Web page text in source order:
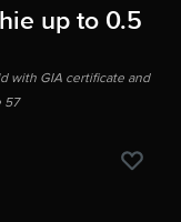
up to 0.5
with GIA certificate and
57